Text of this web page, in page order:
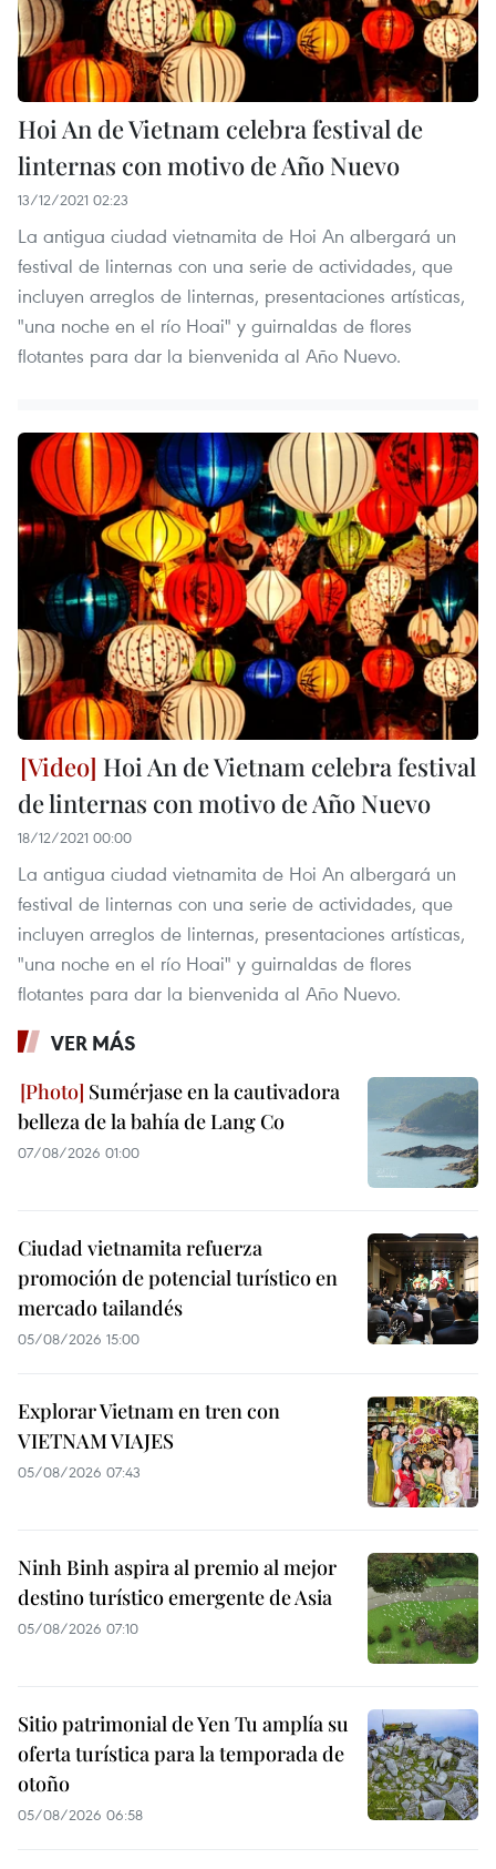
Hoi An de Vietnam celebra festival de
linternas con motivo de Año Nuevo
13/12/2021 02:23
La antigua ciudad vietnamita de Hoi An albergará un
festival de linternas con una serie de actividades, que
incluyen arreglos de linternas, presentaciones artísticas,
"una noche en el río Hoai" y guirnaldas de flores
flotantes para dar la bienvenida al Año Nuevo.
Hoi An de Vietnam celebra festival
de linternas con motivo de Año Nuevo
18/12/2021 00:00
La antigua ciudad vietnamita de Hoi An albergará un
festival de linternas con una serie de actividades, que
incluyen arreglos de linternas, presentaciones artísticas,
"una noche en el río Hoai" y guirnaldas de flores
flotantes para dar la bienvenida al Año Nuevo.
VER MÁS
Sumérjase en la cautivadora
belleza de la bahía de Lang Co
07/08/2026 01:00
Ciudad vietnamita refuerza
promoción de potencial turístico en
mercado tailandés
05/08/2026 15:00
Explorar Vietnam en tren con
VIETNAM VIAJES
05/08/2026 07:43
Ninh Binh aspira al premio al mejor
destino turístico emergente de Asia
05/08/2026 07:10
Sitio patrimonial de Yen Tu amplía su
oferta turística para la temporada de
otoño
05/08/2026 06:58